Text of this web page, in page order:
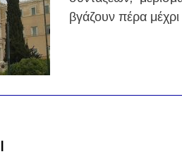
βγάζουν πέρα